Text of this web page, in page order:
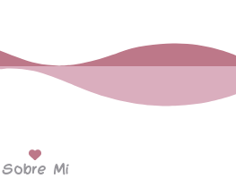
Sobre Mi